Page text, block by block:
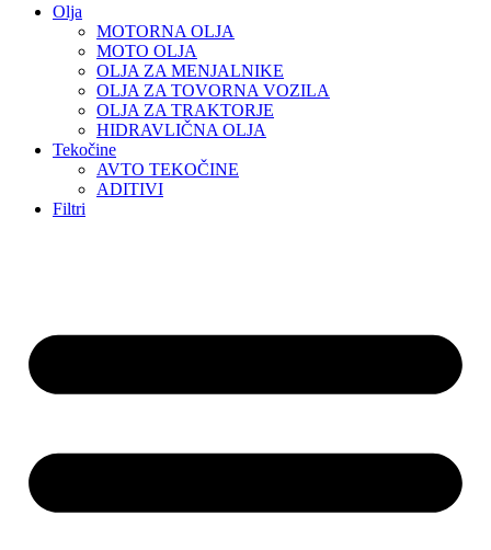
Olja
MOTORNA OLJA
MOTO OLJA
OLJA ZA MENJALNIKE
OLJA ZA TOVORNA VOZILA
OLJA ZA TRAKTORJE
HIDRAVLIČNA OLJA
Tekočine
AVTO TEKOČINE
ADITIVI
Filtri